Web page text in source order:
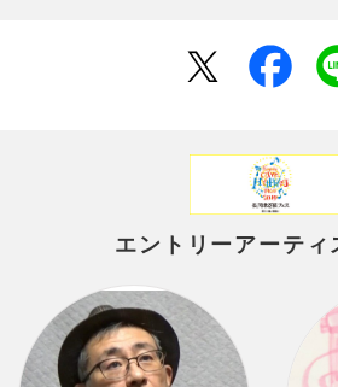
エントリーアーティ